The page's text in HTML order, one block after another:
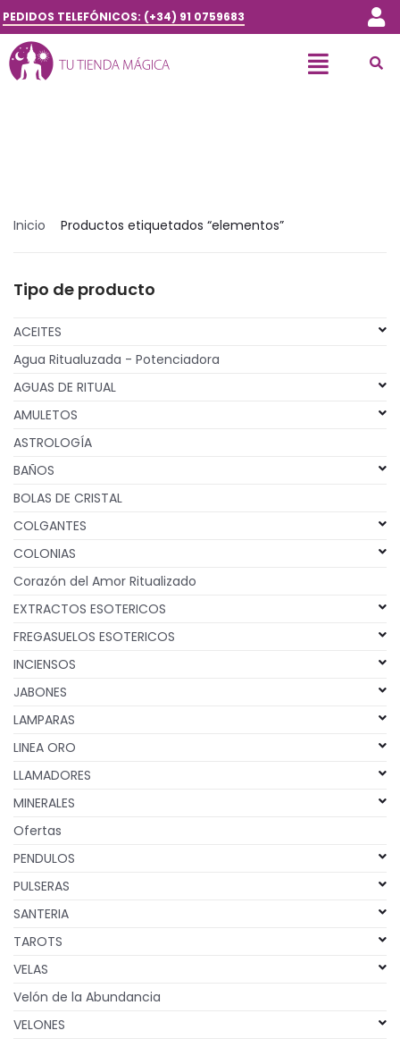
PEDIDOS TELEFÓNICOS: (+34) 91 0759683
Inicio Productos etiquetados “elementos”
Tipo de producto
ACEITES
Agua Ritualuzada - Potenciadora
AGUAS DE RITUAL
AMULETOS
ASTROLOGÍA
BAÑOS
BOLAS DE CRISTAL
COLGANTES
COLONIAS
Corazón del Amor Ritualizado
EXTRACTOS ESOTERICOS
FREGASUELOS ESOTERICOS
INCIENSOS
JABONES
LAMPARAS
LINEA ORO
LLAMADORES
MINERALES
Ofertas
PENDULOS
PULSERAS
SANTERIA
TAROTS
VELAS
Velón de la Abundancia
VELONES